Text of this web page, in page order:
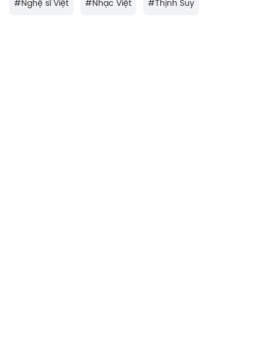
#Nghệ sĩ Việt #Nhạc Việt #Thịnh Suy